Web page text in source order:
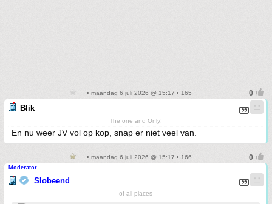
• maandag 6 juli 2026 @ 15:17 • 165
Blik
The one and Only!
En nu weer JV vol op kop, snap er niet veel van.
• maandag 6 juli 2026 @ 15:17 • 166
Moderator
Slobeend
of all places